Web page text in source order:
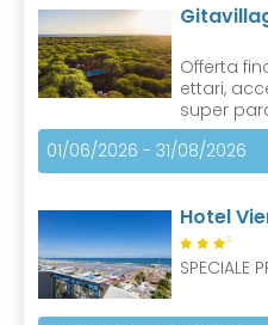
Offerta
ettari,
super
01/06/2026 - 31/08/2026
Hotel
S
SPECIALE